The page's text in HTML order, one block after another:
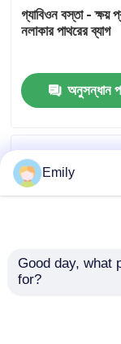
কারখানা পরিদর্শন
গুণমান নিয়ন্ত্রণ
খবর
প্রসারিত ধাতু তারের
গ্যাবিওন বস্তা - ক্ষয়
নলাকার পাথরের ব্যাগ
অনুসন্ধান
Emily
Good day, what
for?